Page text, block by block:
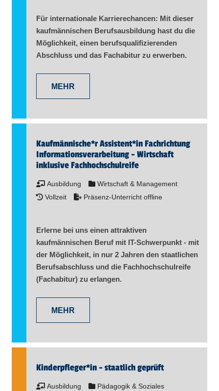
Für internationale Karrierechancen: Mit dieser
kaufmännischen Berufsausbildung hast du die
Möglichkeit, einen berufsqualifizierenden
Abschluss und das Fachabitur zu erwerben.
MEHR
Kaufmännische*r Assistent​*inFachrichtung
Informationsverarbeitung - Wirtschaft
inklusive Fachhochschulreife
Ausbildung
Wirtschaft & Management
Vollzeit
Präsenz-Unterricht offline
Erlerne bei uns einen attraktiven
kaufmännischen Beruf mit IT-Schwerpunkt - mit
der Möglichkeit, in nur 2 Jahren den staatlichen
Berufsabschluss und die Fachhochschulreife
(Fachabitur) zu erlangen.
MEHR
Kinderpfleger​*in - staatlich geprüft
Ausbildung
Pädagogik & Soziales